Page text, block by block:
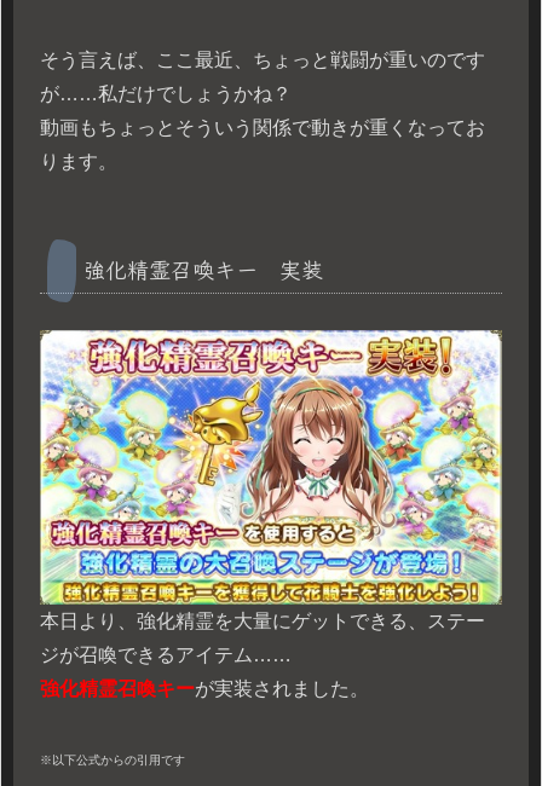
そう言えば、ここ最近、ちょっと戦闘が重いのです
が……私だけでしょうかね？
動画もちょっとそういう関係で動きが重くなってお
ります。
強化精霊召喚キー 実装
本日より、強化精霊を大量にゲットできる、ステー
ジが召喚できるアイテム……
強化精霊召喚キーが実装されました。
※以下公式からの引用です